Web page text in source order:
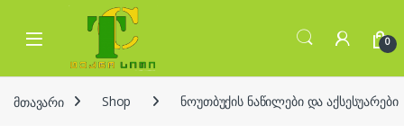
Skip to navigation
Skip to content
Open 0
მთავარი Shop ნოუთბუქის ნაწილები და აქსესუარები